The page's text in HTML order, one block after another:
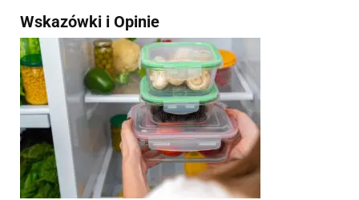
Wskazówki i Opinie